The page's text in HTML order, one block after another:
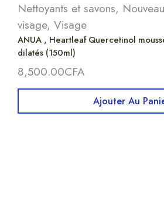
Nettoyants et savons,
visage, Visage
ANUA , Heartleaf Quercetinol
dilatés (150ml)
8,500.00CFA
Ajouter Au